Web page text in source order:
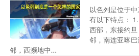
以色列是位于
有以下特点：
西部，东接约
邻，南连亚喀
邻，西濒地中...